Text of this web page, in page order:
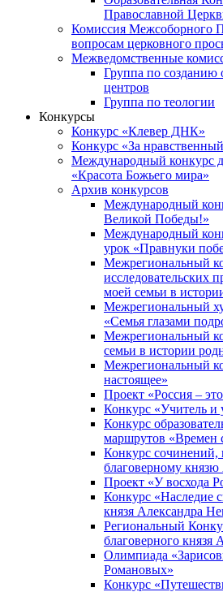
Православной
Комиссия Межсоборного
вопросам церковного
Межведомственные
Группа по созданию
центров
Группа по теологии
Конкурсы
Конкурс «Клевер ДНК»
Конкурс «За
Международный конкурс
«Красота Божьего мира»
Архив конкурсов
Международный
Великой Победы!»
Международный
урок «Правнуки
Межрегиональный
исследовательских
моей семьи в
Межрегиональный
«Семья глазами
Межрегиональный
семьи в истории
Межрегиональный
настоящее»
Проект «Россия –
Конкурс «Учитель и
Конкурс
маршрутов «Времен
Конкурс
благоверному
Проект «У восхода
Конкурс «Наследие
князя Александра
Региональный
благоверного князя
Олимпиада
Романовых»
Конкурс